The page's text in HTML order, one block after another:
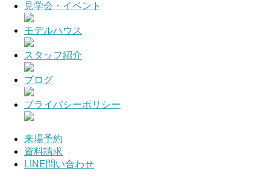
見学会・イベント
モデルハウス
スタッフ紹介
ブログ
プライバシーポリシー
来場予約
資料請求
LINE問い合わせ